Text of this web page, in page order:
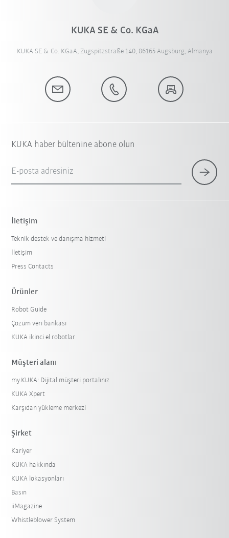
KUKA SE & Co. KGaA
KUKA SE & Co. KGaA, Zugspitzstraße 140, 86165 Augsburg, Almanya
KUKA haber bültenine abone olun
E-posta adresiniz
İletişim
Teknik destek ve danışma hizmeti
İletişim
Press Contacts
Ürünler
Robot Guide
Çözüm veri bankası
KUKA ikinci el robotlar
Müşteri alanı
my.KUKA: Dijital müşteri portalınız
KUKA Xpert
Karşıdan yükleme merkezi
Şirket
Kariyer
KUKA hakkında
KUKA lokasyonları
Basın
iiMagazine
Whistleblower System